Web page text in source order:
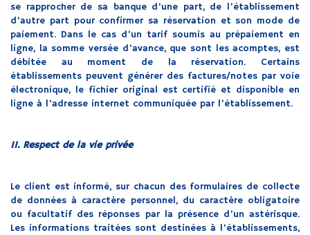
se rapprocher de sa banque d’une part, de l’établissement
d’autre part pour confirmer sa réservation et son mode de
paiement. Dans le cas d’un tarif soumis au prépaiement en
ligne, la somme versée d’avance, que sont les acomptes, est
débitée au moment de la réservation. Certains
établissements peuvent générer des factures/notes par voie
électronique, le fichier original est certifié et disponible en
ligne à l’adresse internet communiquée par l’établissement.
11. Respect de la vie privée
Le client est informé, sur chacun des formulaires de collecte
de données à caractère personnel, du caractère obligatoire
ou facultatif des réponses par la présence d’un astérisque.
Les informations traitées sont destinées à l’établissements,